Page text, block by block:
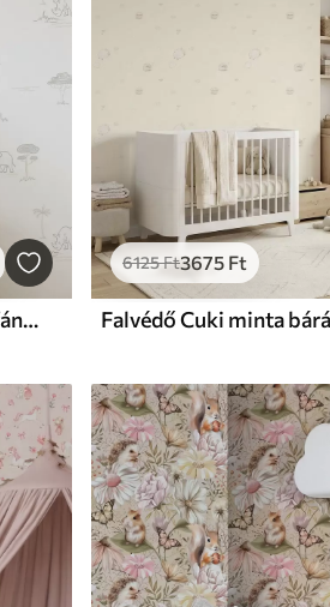
Falvédő Minimalista szafari: elefántok, orrszarvúk, leopárdok és pálmafák
6125Ft3675 Ft